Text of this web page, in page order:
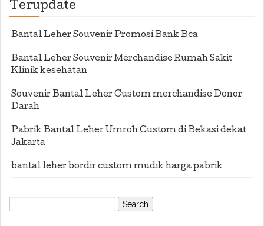
Terupdate
Bantal Leher Souvenir Promosi Bank Bca
Bantal Leher Souvenir Merchandise Rumah Sakit
Klinik kesehatan
Souvenir Bantal Leher Custom merchandise Donor
Darah
Pabrik Bantal Leher Umroh Custom di Bekasi dekat
Jakarta
bantal leher bordir custom mudik harga pabrik
Search
for: